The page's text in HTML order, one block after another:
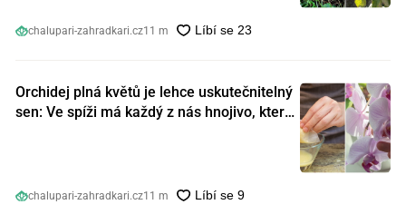
chalupari-zahradkari.cz11 m
Orchidej plná květů je lehce uskutečnitelný
sen: Ve spíži má každý z nás hnojivo, které
chalupari-zahradkari.cz11 m